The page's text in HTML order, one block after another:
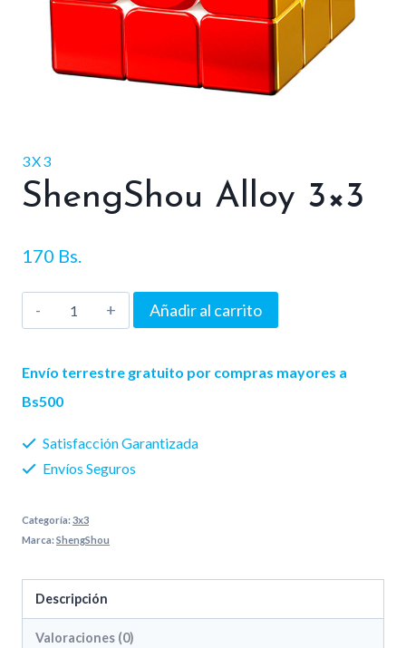
3X3
ShengShou Alloy 3×3
170 Bs.
ShengShou
Alloy
3x3
cantidad
Añadir al carrito
Envío terrestre gratuito por compras mayores a
Bs500
Satisfacción Garantizada
Envíos Seguros
Categoría:3x3
Marca:ShengShou
Descripción
Valoraciones (0)